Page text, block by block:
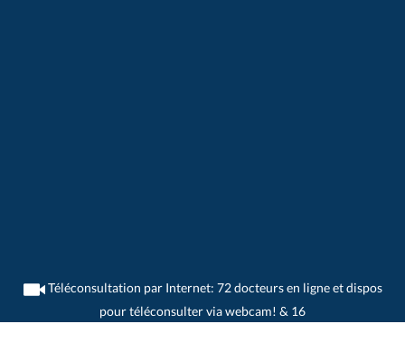
Téléconsultation par Internet: 72 docteurs en ligne et dispos
pour téléconsulter via webcam! & 16
>Psychiatres>Aarau>Dr. Berthold von Arx>Rendez-vous avec Dr. Berthold Von-